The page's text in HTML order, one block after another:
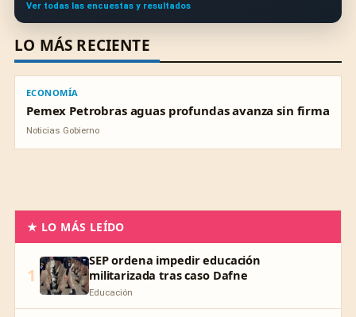
Ver todas las encuestas y resultados
LO MÁS RECIENTE
ECONOMÍA
Pemex Petrobras aguas profundas avanza sin firma
Noticias Gobierno
★ LO MÁS LEÍDO
1
SEP ordena impedir educación
militarizada tras caso Dafne
Educación